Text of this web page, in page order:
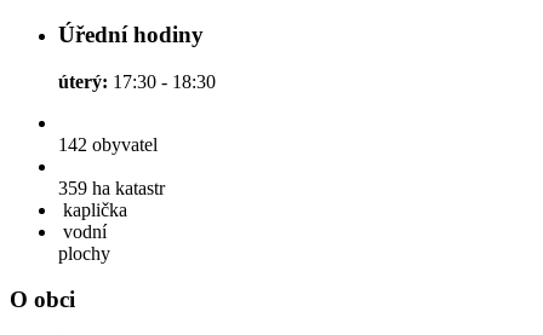
Úřední hodiny
úterý: 17:30 - 18:30
142 obyvatel
359 ha katastr
kaplička
vodní
plochy
O obci